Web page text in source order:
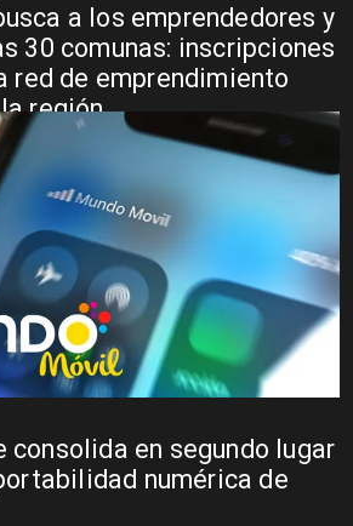
a los emprendedores y
30 comunas: inscripciones
red de emprendimiento
región
consolida en segundo lugar
numérica de